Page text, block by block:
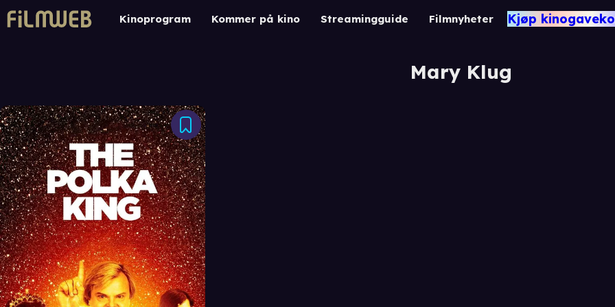
Kinoprogram Kommer på kino Streamingguide Filmnyheter Kjøp
Mary Klug